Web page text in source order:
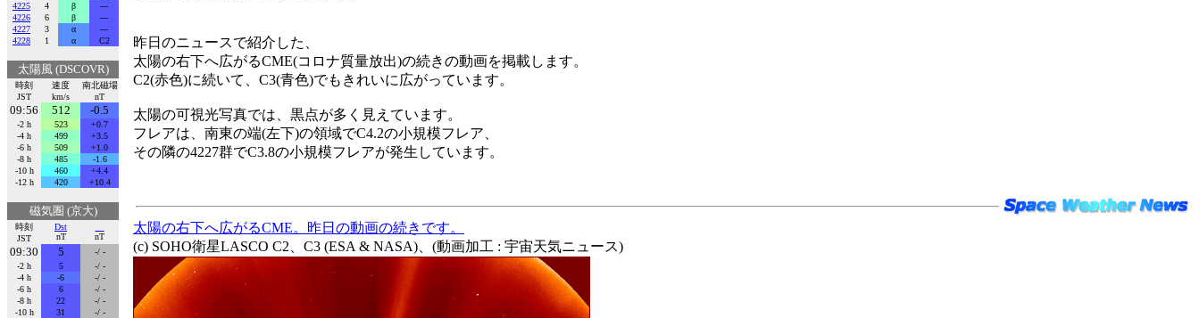
4225
4 β
---
4226
6 β
---
4227
3 α
---
4228
1 α C2
太陽風 (DSCOVR)
時刻
JST
速度
km/s
南北磁場
nT
09:56 512 -0.5
-2 h 523
+0.7
-4 h
499
+3.5
-6 h
509
+1.0
-8 h
485
-1.6
-10 h
460
+4.4
-12 h
420 +10.4
磁気圏 (京大)
時刻
JST
Dst
nT
nT
09:30 5
-/ -
-2 h
5
-/ -
-4 h
-6
-/ -
-6 h
6
-/ -
-8 h
22
-/ -
-10 h
31
-/ -
昨日のニュースで紹介した、
太陽の右下へ広がるCME(コロナ質量放出)の続きの動画を掲載します。
C2(赤色)に続いて、C3(青色)でもきれいに広がっています。
太陽の可視光写真では、黒点が多く見えています。
フレアは、南東の端(左下)の領域でC4.2の小規模フレア、
その隣の4227群でC3.8の小規模フレアが発生しています。
太陽の右下へ広がるCME。昨日の動画の続きです。
(c) SOHO衛星LASCO C2、C3 (ESA & NASA)、(動画加工 : 宇宙天気ニュース)